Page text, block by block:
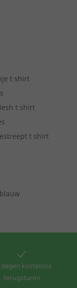
t shirt
t shirt
t shirt
dagen kosteloos
terugsturen